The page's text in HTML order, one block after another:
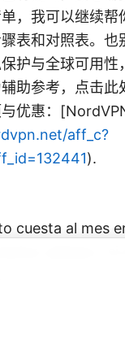
，我可以继续帮
表和对照表。也
护与全球可用
助参考，点击此
优惠：
aff_c?
).
cuesta al mes
planes y si